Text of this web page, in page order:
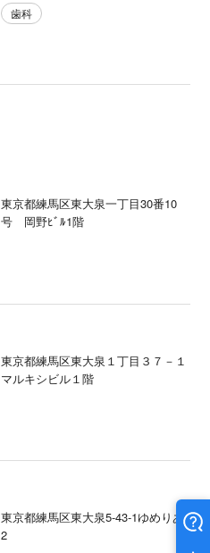
歯科
東京都練馬区東大泉一丁目30番10
号 岡野ﾋﾞﾙ1階
東京都練馬区東大泉１丁目３７－１
マルキシビル１階
東京都練馬区東大泉5-43-1ゆめりあ
2